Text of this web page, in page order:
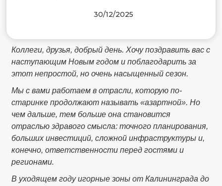
30/12/2025
Коллеги, друзья, добрый день. Хочу поздравить вас с
наступающим Новым годом и поблагодарить за
этот непростой, но очень насыщенный сезон.
Мы с вами работаем в отрасли, которую по-
старинке продолжают называть «азартной». Но
чем дальше, тем больше она становится
отраслью здравого смысла: точного планирования,
больших инвестиций, сложной инфраструктуры и,
конечно, ответственности перед гостями и
регионами.
В уходящем году игорные зоны от Калининграда до